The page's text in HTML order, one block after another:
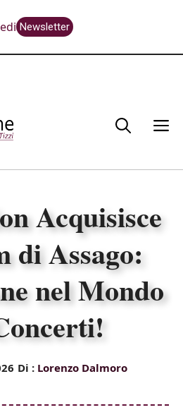
Newsletter
Acquisisce
di Assago:
nel Mondo
Di : Lorenzo Dalmoro